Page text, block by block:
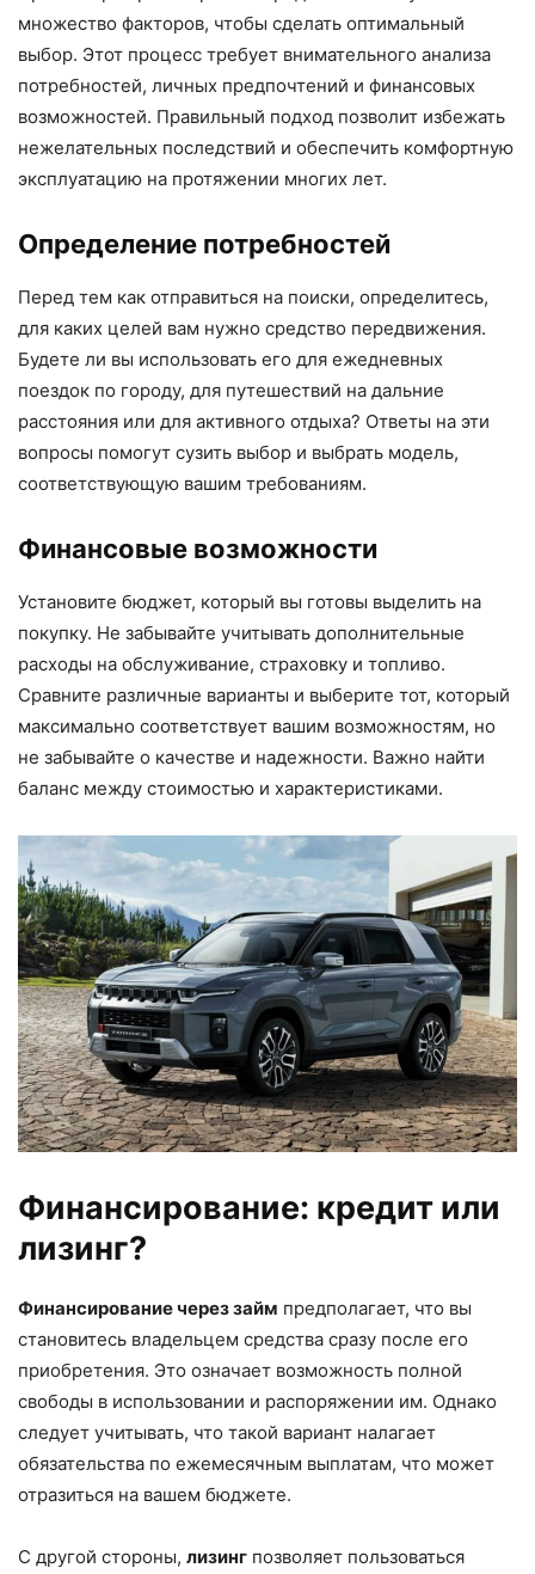
множество факторов, чтобы сделать оптимальный
выбор. Этот процесс требует внимательного анализа
потребностей, личных предпочтений и финансовых
возможностей. Правильный подход позволит избежать
нежелательных последствий и обеспечить комфортную
эксплуатацию на протяжении многих лет.
Определение потребностей
Перед тем как отправиться на поиски, определитесь,
для каких целей вам нужно средство передвижения.
Будете ли вы использовать его для ежедневных
поездок по городу, для путешествий на дальние
расстояния или для активного отдыха? Ответы на эти
вопросы помогут сузить выбор и выбрать модель,
соответствующую вашим требованиям.
Финансовые возможности
Установите бюджет, который вы готовы выделить на
покупку. Не забывайте учитывать дополнительные
расходы на обслуживание, страховку и топливо.
Сравните различные варианты и выберите тот, который
максимально соответствует вашим возможностям, но
не забывайте о качестве и надежности. Важно найти
баланс между стоимостью и характеристиками.
Финансирование: кредит или
лизинг?
Финансирование через займ предполагает, что вы
становитесь владельцем средства сразу после его
приобретения. Это означает возможность полной
свободы в использовании и распоряжении им. Однако
следует учитывать, что такой вариант налагает
обязательства по ежемесячным выплатам, что может
отразиться на вашем бюджете.
С другой стороны, лизинг позволяет пользоваться